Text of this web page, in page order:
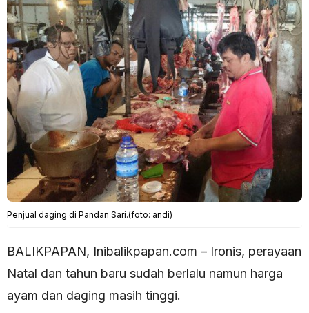
Penjual daging di Pandan Sari.(foto: andi)
BALIKPAPAN, Inibalikpapan.com – Ironis, perayaan
Natal dan tahun baru sudah berlalu namun harga
ayam dan daging masih tinggi.